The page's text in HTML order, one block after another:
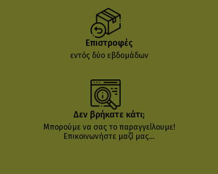
Επιστροφές
εντός δύο εβδομάδων
Δεν βρήκατε κάτι;
Μπορούμε να σας το παραγγείλουμε!
Επικοινωνήστε μαζί μας...